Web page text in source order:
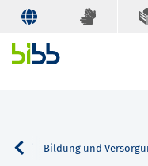
Bildung und